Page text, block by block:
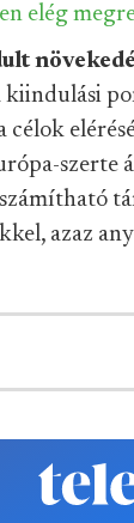
elég
kiindulási
célok
szerte
azaz